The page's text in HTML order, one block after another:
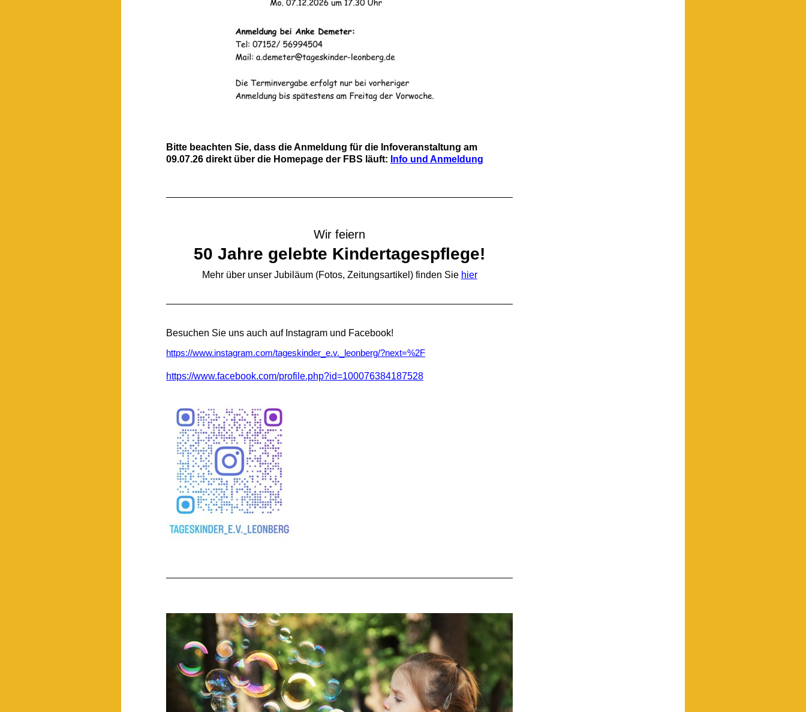
Bitte beachten Sie, dass die Anmeldung für die Infoveranstaltung am
09.07.26 direkt über die Homepage der FBS läuft: Info und Anmeldung
Wir feiern
50 Jahre gelebte Kindertagespflege!
Mehr über unser Jubiläum (Fotos, Zeitungsartikel) finden Sie hier
Besuchen Sie uns auch auf Instagram und Facebook!
https://www.instagram.com/tageskinder_e.v._leonberg/?next=%2F
https://www.facebook.com/profile.php?id=100076384187528